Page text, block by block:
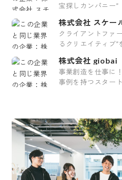
宝探しカンパニー”
株式会社 スケー
クライアントファ
るクリエイティブ”
株式会社 giobai
事業創造を仕事に
事例を持つスター